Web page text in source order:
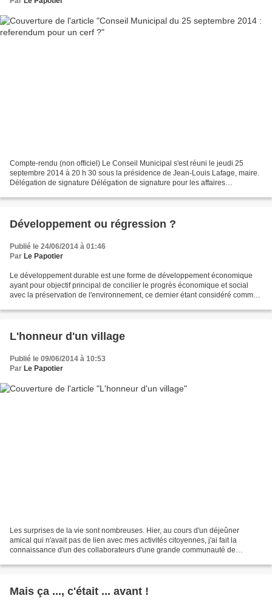
Compte-rendu (non officiel) Le Conseil Municipal s'est réuni le jeudi 25
septembre 2014 à 20 h 30 sous la présidence de Jean-Louis Lafage, maire.
Délégation de signature Délégation de signature pour les affaires
Développement ou régression ?
Publié le 24/06/2014 à 01:46
Par Le Papotier
Le développement durable est une forme de développement économique
ayant pour objectif principal de concilier le progrès économique et social
avec la préservation de l'environnement, ce dernier étant considéré comme
L'honneur d'un village
Publié le 09/06/2014 à 10:53
Par Le Papotier
Les surprises de la vie sont nombreuses. Hier, au cours d'un déjeûner
amical qui n'avait pas de lien avec mes activités citoyennes, j'ai fait la
connaissance d'un des collaborateurs d'une grande communauté de
Mais ça ..., c'était ... avant !